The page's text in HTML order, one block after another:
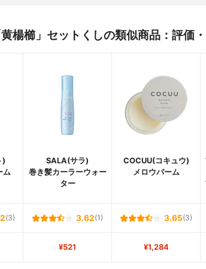
楊櫛」セットくしの類似商品：評価
)
ム
SALA(サラ)
巻き髪カーラーウォー
ター
COCUU(コキュウ)
メロウバーム
(3) 3.62(1) 3.65(3)
¥521 ¥1,284